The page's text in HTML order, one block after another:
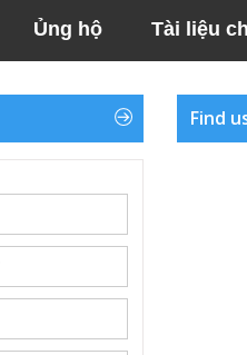
Ủng hộ Tài liệu
Find